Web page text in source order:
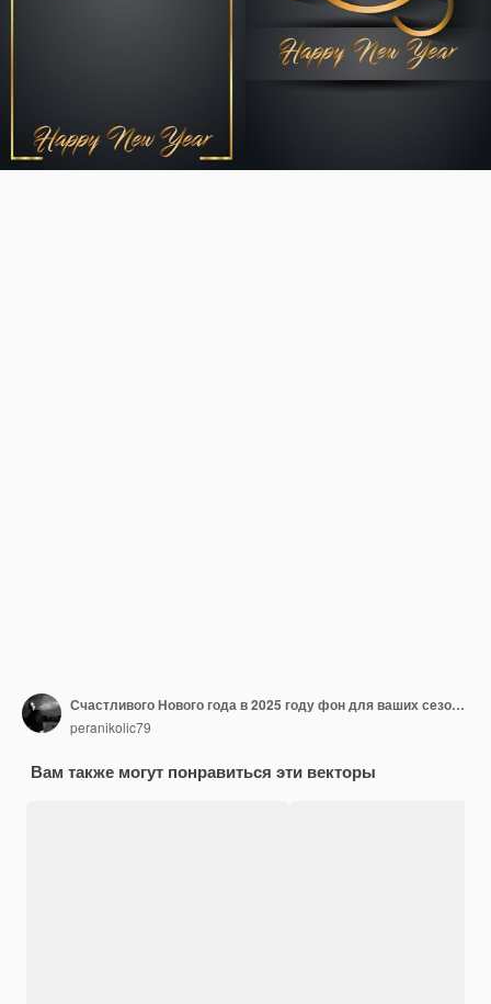
Счастливого Нового года в 2025 году фон для ваших сезонных приглашений покрывает праздничные плакаты поздравительные карты
peranikolic79
Вам также могут понравиться эти векторы